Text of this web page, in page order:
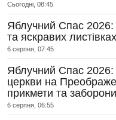
Сьогодні, 08:45
Яблучний Спас 2026:
та яскравих листівках
6 серпня, 07:45
Яблучний Спас 2026:
церкви на
прикмети та
6 серпня, 06:55